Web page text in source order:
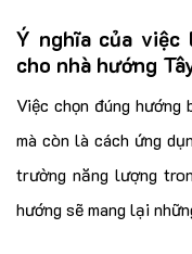
Ý nghĩa của
cho nhà hướng
Việc chọn đúng
mà còn là cách ứng
trường năng lượng
hướng sẽ mang lại